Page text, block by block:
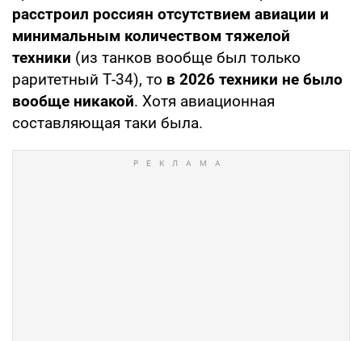
расстроил россиян отсутствием авиации и
минимальным количеством тяжелой
техники (из танков вообще был только
раритетный Т-34), то в 2026 техники не было
вообще никакой. Хотя авиационная
составляющая таки была.